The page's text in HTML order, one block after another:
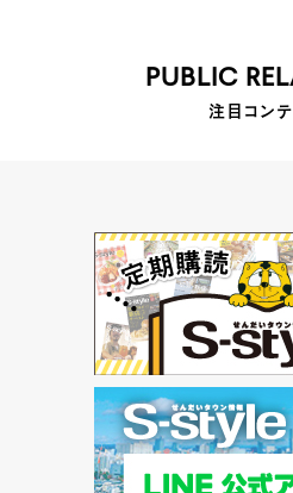
PUBLIC
注目コン